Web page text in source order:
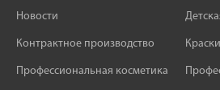
Новости
Контрактное производство
Профессиональная косметика